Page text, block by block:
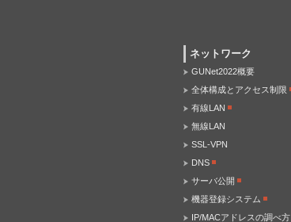
ネットワーク
GUNet2022概要
全体構成とアクセス制限
有線LAN
無線LAN
SSL-VPN
DNS
サーバ公開
機器登録システム
IP/MACアドレスの調べ方